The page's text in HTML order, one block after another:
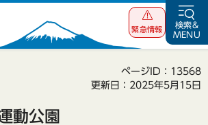
緊急情報
検索&
MENU
ページID：13568
更新日：2025年5月15日
動公園